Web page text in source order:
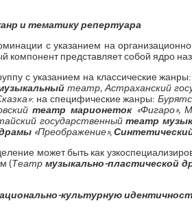
и тематику репертуара
с указанием на
компонент представляет собой ядро
с указанием на классические
театр, Астраханский
: на специфические жанры:
театр марионеток«Фигаро»,
государственныйтеатр
«Преображение»,
может быть как
(Театрмузыкально-пластической
культурную